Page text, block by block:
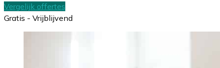
Vergelijk offertes
Gratis - Vrijblijvend